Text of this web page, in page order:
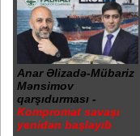
Anar Əlizadə-Mübariz
Mənsimov
qarşıdurması -
Kompromat savaşı
yenidən başlayıb